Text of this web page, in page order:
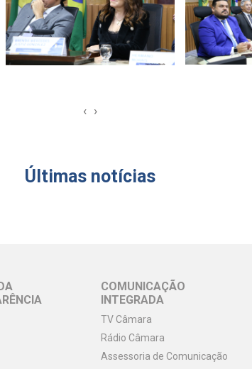
‹ ›
Últimas notícias
COMUNICAÇÃO
INTEGRADA
TV Câmara
Rádio Câmara
Assessoria de Comunicação